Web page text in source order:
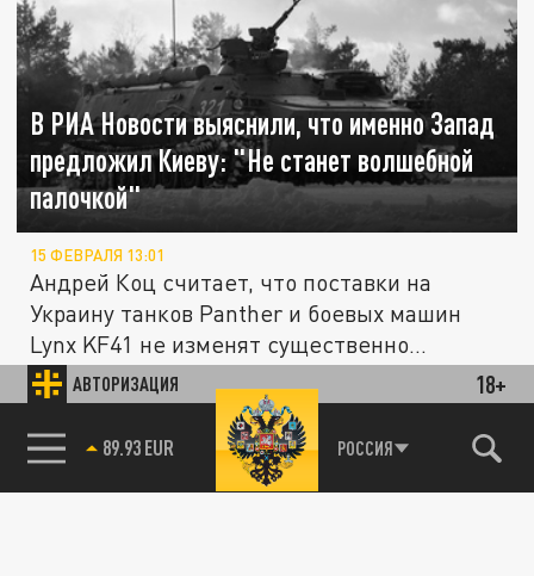
АВТОРИЗАЦИЯ 18+
85.64 BRENT РОССИЯ
В РИА Новости выяснили, что именно Запад
предложил Киеву: "Не станет волшебной
палочкой"
15 ФЕВРАЛЯ 13:01
Андрей Коц считает, что поставки на
Украину танков Panther и боевых машин
Lynx KF41 не изменят существенно...
УКРАИНА